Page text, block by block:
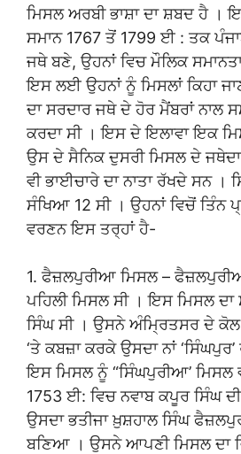
ਮਿਸਲ ਅਰਬੀ ਭਾਸ਼ਾ ਦਾ ਸ਼ਬਦ ਹੈ
ਸਮਾਨ 1767 ਤੋਂ 1799 ਈ : ਤਕ
ਜਥੇ ਬਣੇ, ਉਹਨਾਂ ਵਿਚ ਮੌਲਿਕ
ਇਸ ਲਈ ਉਹਨਾਂ ਨੂੰ ਮਿਸਲਾਂ ਕਿਹਾ
ਦਾ ਸਰਦਾਰ ਜਥੇ ਦੇ ਹੋਰ ਮੈਂਬਰਾਂ ਨਾਲ
ਕਰਦਾ ਸੀ । ਇਸ ਦੇ ਇਲਾਵਾ ਇਕ
ਉਸ ਦੇ ਸੈਨਿਕ ਦੁਸਰੀ ਮਿਸਲ ਦੇ
ਵੀ ਭਾਈਚਾਰੇ ਦਾ ਨਾਤਾ ਰੱਖਦੇ ਸਨ ।
ਸੰਖਿਆ 12 ਸੀ । ਉਹਨਾਂ ਵਿਚੋਂ ਤਿੰਨ
ਵਰਣਨ ਇਸ ਤਰ੍ਹਾਂ ਹੈ-
1. ਫੈਜ਼ਲਪੁਰੀਆ ਮਿਸਲ –
ਪਹਿਲੀ ਮਿਸਲ ਸੀ । ਇਸ ਮਿਸਲ
ਸਿੰਘ ਸੀ । ਉਸਨੇ ਅੰਮ੍ਰਿਤਸਰ ਦੇ
‘ਤੇ ਕਬਜ਼ਾ ਕਰਕੇ ਉਸਦਾ ਨਾਂ
ਇਸ ਮਿਸਲ ਨੂੰ “ਸਿੰਘਪੁਰੀਆ’ ਮਿਸਲ
1753 ਈ: ਵਿਚ ਨਵਾਬ ਕਪੂਰ ਸਿੰਘ
ਉਸਦਾ ਭਤੀਜਾ ਖ਼ੁਸ਼ਹਾਲ ਸਿੰਘ
ਬਣਿਆ । ਉਸਨੇ ਆਪਣੀ ਮਿਸਲ ਦਾ